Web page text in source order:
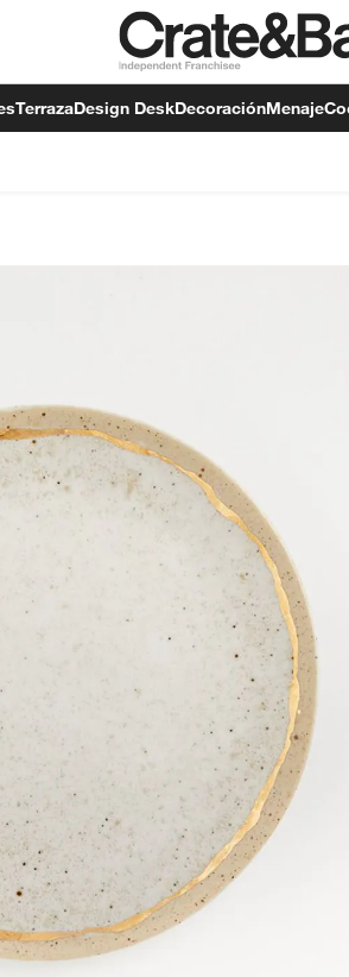
TerrazaDesign DeskDecoraciónMenaje